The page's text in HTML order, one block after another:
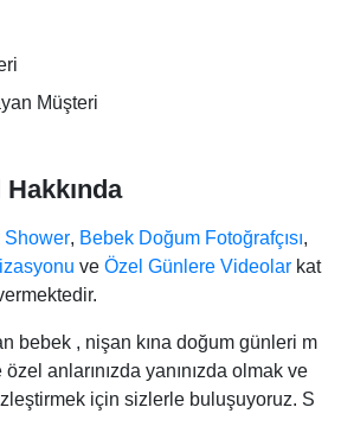
Müşteri
Shower, Bebek Doğum Fotoğrafçısı,
ve Özel Günlere Videolar kat
bebek , nişan kına doğum günleri m
anlarınızda yanınızda olmak ve
için sizlerle buluşuyoruz. S